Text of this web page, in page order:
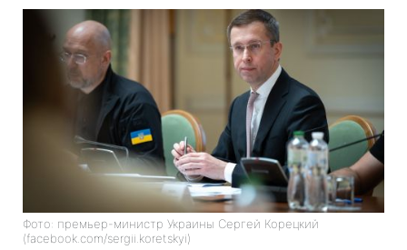
Фото: премьер-министр Украины Сергей Корецкий
(facebook.com/sergii.koretskyi)